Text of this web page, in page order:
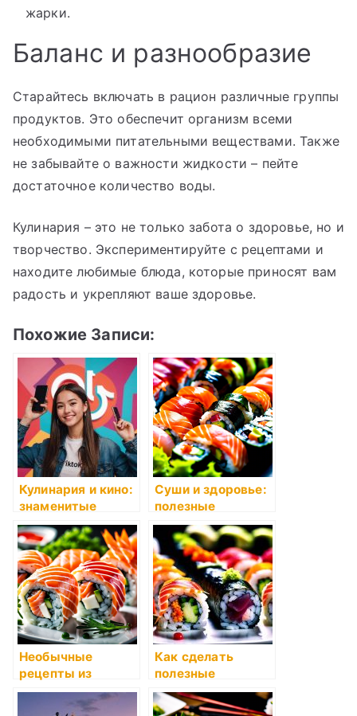
жарки.
Баланс и разнообразие
Старайтесь включать в рацион различные группы
продуктов. Это обеспечит организм всеми
необходимыми питательными веществами. Также
не забывайте о важности жидкости – пейте
достаточное количество воды.
Кулинария – это не только забота о здоровье, но и
творчество. Экспериментируйте с рецептами и
находите любимые блюда, которые приносят вам
радость и укрепляют ваше здоровье.
Похожие Записи:
Кулинария и кино:
знаменитые
блюда из фильмов
Суши и здоровье:
полезные
свойства и
питательность
Необычные
рецепты из
картофеля
Как сделать
полезные
рационы для
похудения